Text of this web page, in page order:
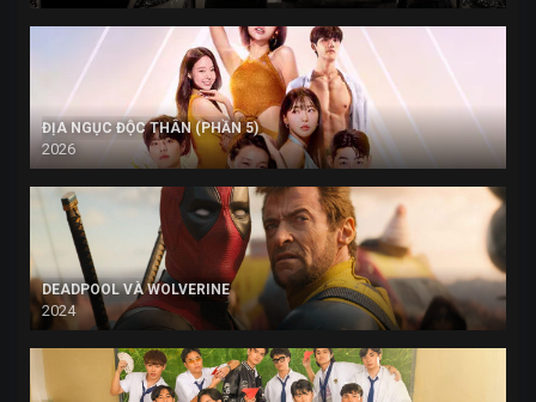
ĐỊA NGỤC ĐỘC THÂN (PHẦN 5)
2026
DEADPOOL VÀ WOLVERINE
2024